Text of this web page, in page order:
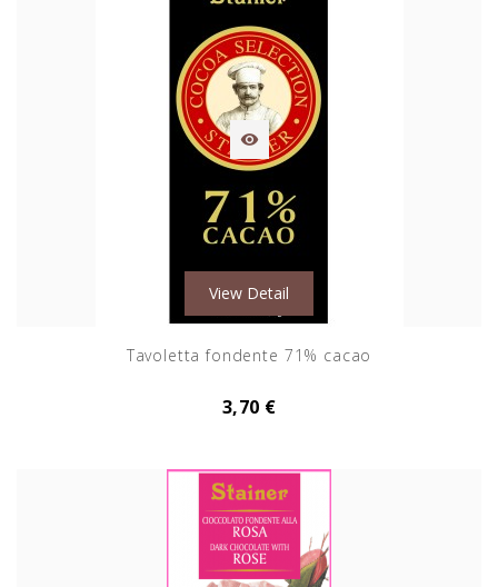

View Detail
Tavoletta fondente 71% cacao
3,70 €